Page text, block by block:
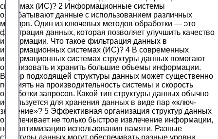
системах (ИС)? 2 Информационные системы
обрабатывают данные с использованием различных
методов. Один из ключевых методов обработки — это
фильтрация данных, которая позволяет улучшить качество
информации. Что такое фильтрация данных в
информационных системах (ИС)? 4 В современных
информационных системах структуры данных помогают
организовать и хранить большие объемы информации.
Выбор подходящей структуры данных может существенно
повлиять на производительность системы и скорость
обработки запросов. Какой тип структуры данных обычно
используется для хранения данных в виде пар «ключ-
значение»? 5 Эффективная организация структур данных
обеспечивает не только быстрое извлечение информации,
но и оптимизацию использования памяти. Разные
структуры данных могут обеспечивать разные уровни